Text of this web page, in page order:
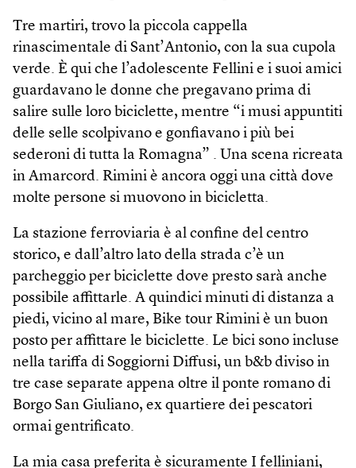
Tre martiri, trovo la piccola cappella
rinascimentale di Sant’Antonio, con la sua cupola
verde. È qui che l’adolescente Fellini e i suoi amici
guardavano le donne che pregavano prima di
salire sulle loro biciclette, mentre “i musi appuntiti
delle selle scolpivano e gonfiavano i più bei
sederoni di tutta la Romagna” . Una scena ricreata
in Amarcord. Rimini è ancora oggi una città dove
molte persone si muovono in bicicletta.
La stazione ferroviaria è al confine del centro
storico, e dall’altro lato della strada c’è un
parcheggio per biciclette dove presto sarà anche
possibile affittarle. A quindici minuti di distanza a
piedi, vicino al mare, Bike tour Rimini è un buon
posto per affittare le biciclette. Le bici sono incluse
nella tariffa di Soggiorni Diffusi, un b&b diviso in
tre case separate appena oltre il ponte romano di
Borgo San Giuliano, ex quartiere dei pescatori
ormai gentrificato.
La mia casa preferita è sicuramente I felliniani,